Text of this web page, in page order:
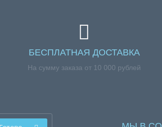
БЕСПЛАТНАЯ ДОСТАВКА
На сумму заказа от 10 000 рублей